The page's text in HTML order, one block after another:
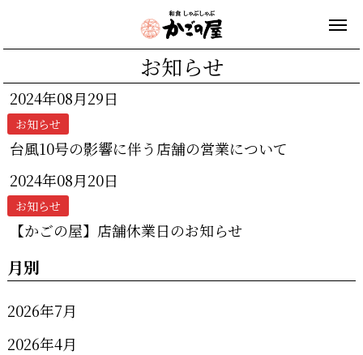
お知らせ
2024年08月29日
お知らせ
台風10号の影響に伴う店舗の営業について
2024年08月20日
お知らせ
【かごの屋】店舗休業日のお知らせ
月別
2026年7月
2026年4月